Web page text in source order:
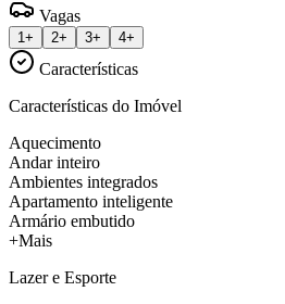
Vagas
1+ 2+ 3+ 4+
Características
Características do Imóvel
Aquecimento
Andar inteiro
Ambientes integrados
Apartamento inteligente
Armário embutido
+Mais
Lazer e Esporte